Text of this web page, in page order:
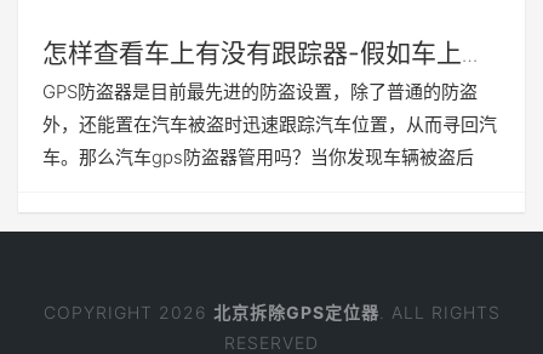
怎样查看车上有没有跟踪器-假如车上有
跟踪器怎么查的出来
GPS防盗器是目前最先进的防盗设置，除了普通的防盗
外，还能置在汽车被盗时迅速跟踪汽车位置，从而寻回汽
车。那么汽车gps防盗器管用吗？当你发现车辆被盗后
COPYRIGHT 2026 北京拆除GPS定位器 . ALL RIGHTS
RESERVED